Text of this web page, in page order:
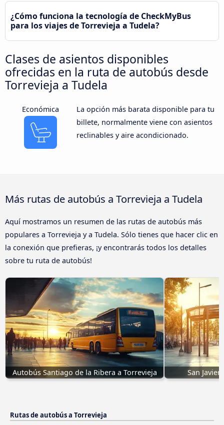
¿Cómo funciona la tecnología de CheckMyBus
para los viajes de Torrevieja a Tudela?
Clases de asientos disponibles
ofrecidas en la ruta de autobús desde
Torrevieja a Tudela
Económica
La opción más barata disponible para tu
billete, normalmente viene con asientos
reclinables y aire acondicionado.
Más rutas de autobús a Torrevieja a Tudela
Aquí mostramos un resumen de las rutas de autobús más
populares a Torrevieja y a Tudela. Sólo tienes que hacer clic en
la conexión que prefieras, ¡y encontrarás todos los detalles
sobre tu ruta de autobús!
Autobús Santiago de la Ribera a Torrevieja San
Rutas de autobús a Torrevieja